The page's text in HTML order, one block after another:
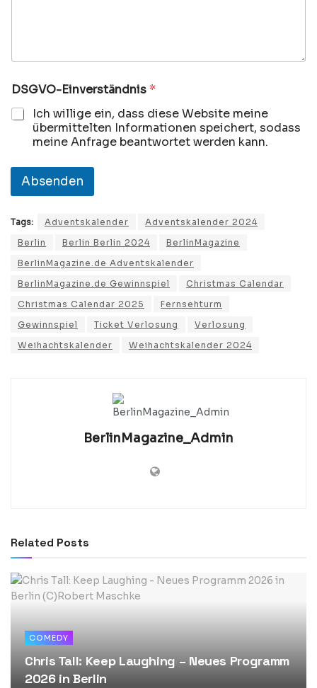
N
m
DSGVO-Einverständnis*
Ich willige ein, dass diese Website meine
übermittelten Informationen speichert, sodass
meine Anfrage beantwortet werden kann.
Absenden
Tags: Adventskalender
Adventskalender 2024
Berlin
Berlin Berlin 2024
BerlinMagazine
BerlinMagazine.de Adventskalender
BerlinMagazine.de Gewinnspiel
Christmas Calendar
Christmas Calendar 2025
Fernsehturm
Gewinnspiel
Ticket Verlosung
Verlosung
Weihachtskalender
Weihachtskalender 2024
BerlinMagazine_Admin
Related Posts
COMEDY
Chris Tall: Keep Laughing – Neues Programm
2026 in Berlin